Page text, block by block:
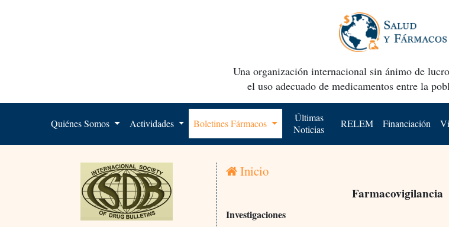
Una organización internacional sin ánimo de
el uso adecuado de medicamentos entre la
Quiénes Somos Actividades Boletines Fármacos
Últimas
Noticias
RELEM Financiación
Inicio
Farmacovigilancia
Investigaciones